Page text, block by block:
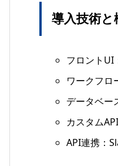
導入技術と
フロントUI
ワークフ
データベー
カスタム
API連携：